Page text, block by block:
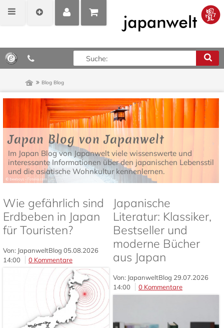
MEIN
POSITIONEN
ANZEIGEN
0,00 €*
Blog Blog
Japan Blog von Japanwelt
Im Japan Blog von Japanwelt viele wissenswerte und
interessante Informationen über den japanischen Lebensstil
und die asiatische Wohnkultur kennenlernen.
Wie gefährlich sind
Erdbeben in Japan
für Touristen?
Von: JapanweltBlog 05.08.2026
14:00
0 Kommentare
Japanische
Literatur: Klassiker,
Bestseller und
moderne Bücher
aus Japan
Von: JapanweltBlog 29.07.2026
14:00
0 Kommentare